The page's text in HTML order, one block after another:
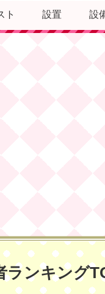
ト 設置 設
ランキング